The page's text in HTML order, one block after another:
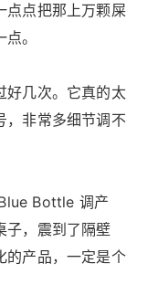
点点把那上万颗屎
。
好几次。它真的太
，非常多细节调不
Bottle 调产
子，震到了隔壁
的产品，一定是个